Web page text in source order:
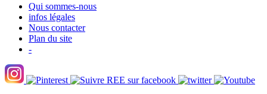
Qui sommes-nous
infos légales
Nous contacter
Plan du site
-